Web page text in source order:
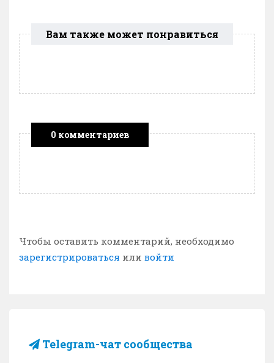
Вам также может понравиться
0 комментариев
Чтобы оставить комментарий, необходимо
зарегистрироваться или войти
Telegram-чат сообщества